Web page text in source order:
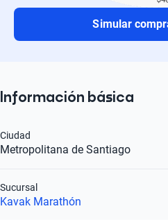
Simular
Información básica
Metropolitana de Santiago
Ciudad
Kavak Marathón
Sucursal